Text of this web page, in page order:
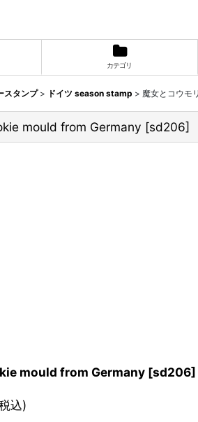
カテゴリ
スタンプ > ドイツ season stamp > 魔女とコウモ
mould from Germany [sd206]
mould from Germany [sd206]
込)